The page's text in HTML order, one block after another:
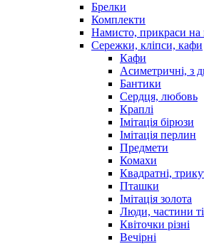
Брелки
Комплекти
Намисто, прикраси
Сережки, кліпси, кафи
Кафи
Асиметричні, з
Бантики
Сердця, любовь
Краплі
Імітація бірюзи
Імітація перлин
Предмети
Комахи
Квадратні,
Пташки
Імітація золота
Люди, частини
Квіточки різні
Вечірні